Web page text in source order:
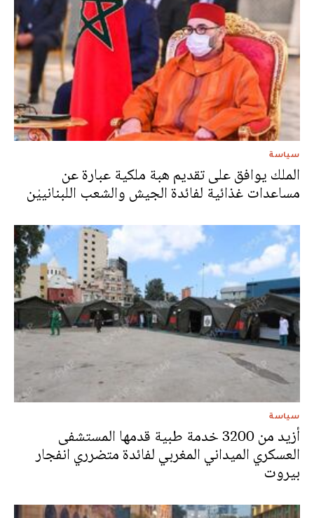
سياسة
الملك يوافق على تقديم هبة ملكية عبارة عن
مساعدات غذائية لفائدة الجيش والشعب اللبنانييْن
سياسة
أزيد من 3200 خدمة طبية قدمها المستشفى
العسكري الميداني المغربي لفائدة متضرري انفجار
بيروت